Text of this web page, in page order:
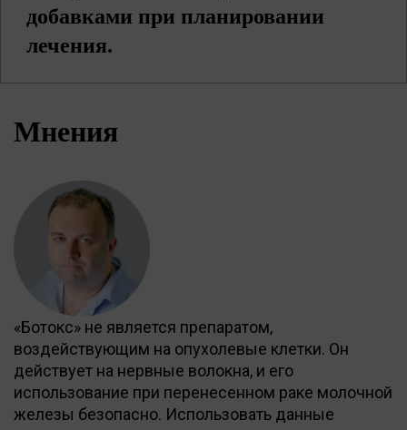
добавками при планировании
лечения.
Мнения
«Ботокс» не является препаратом,
воздействующим на опухолевые клетки. Он
действует на нервные волокна, и его
использование при перенесенном раке молочной
железы безопасно. Использовать данные